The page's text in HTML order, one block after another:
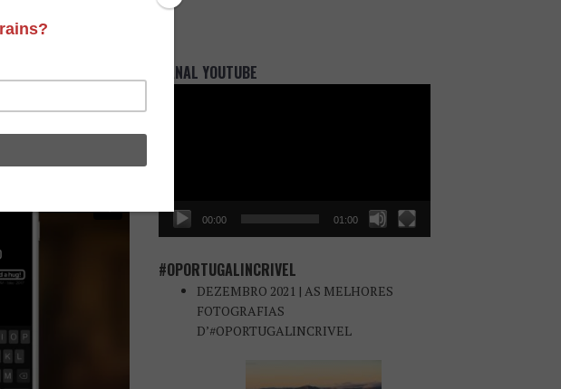
CANAL YOUTUBE
00:00 01:00
#OPORTUGALINCRIVEL
DEZEMBRO 2021 | AS MELHORES
FOTOGRAFIAS
D’#OPORTUGALINCRIVEL